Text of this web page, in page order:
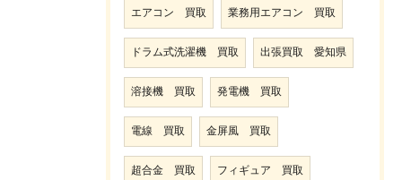
エアコン 買取 業務用エアコン 買取
ドラム式洗濯機 買取 出張買取 愛知県
溶接機 買取 発電機 買取
電線 買取 金屏風 買取
超合金 買取 フィギュア 買取